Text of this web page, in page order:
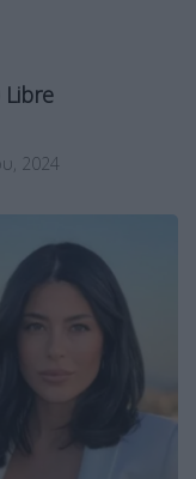
Libre
2024